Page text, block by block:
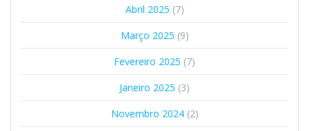
Abril 2025 (7)
Março 2025 (9)
Fevereiro 2025 (7)
Janeiro 2025 (3)
Novembro 2024(2)